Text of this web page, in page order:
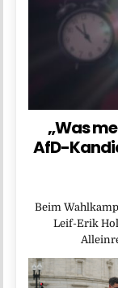
„Was
AfD-
Beim
Leif-Erik